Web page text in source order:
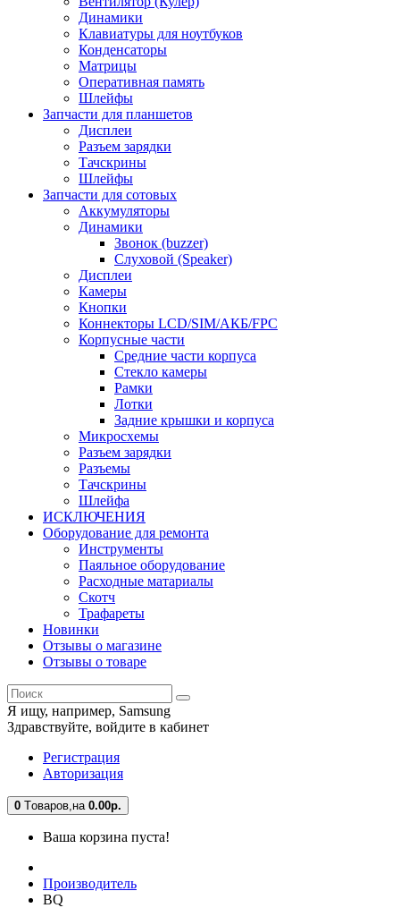
Динамики
Клавиатуры для ноутбуков
Конденсаторы
Матрицы
Оперативная память
Шлейфы
Запчасти для планшетов
Дисплеи
Разъем зарядки
Тачскрины
Шлейфы
Запчасти для сотовых
Аккумуляторы
Динамики
Звонок (buzzer)
Слуховой (Speaker)
Дисплеи
Камеры
Кнопки
Коннекторы LCD/SIM/АКБ/FPC
Корпусные части
Средние части корпуса
Стекло камеры
Рамки
Лотки
Задние крышки и корпуса
Микросхемы
Разъем зарядки
Разъемы
Тачскрины
Шлейфа
ИСКЛЮЧЕНИЯ
Оборудование для ремонта
Инструменты
Паяльное оборудование
Расходные матариалы
Скотч
Трафареты
Новинки
Отзывы о магазине
Отзывы о товаре
Я ищу, например, Samsung
Здравствуйте, войдите в кабинет
Регистрация
Авторизация
0 Tоваров,на 0.00р.
Ваша корзина пуста!
Производитель
BQ